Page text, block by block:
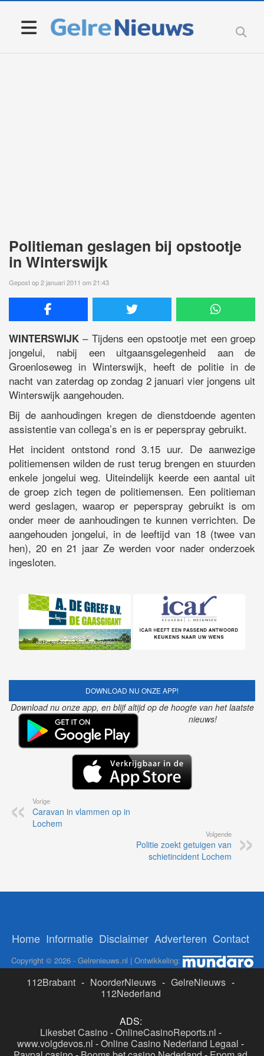
Politieman geslagen bij opstootje
in Winterswijk
Gepost op 2 januari 2011 om 21:43
WINTERSWIJK– Tijdens een opstootje met een groep
jongelui, nabij een uitgaansgelegenheid aan de
Groenloseweg in Winterswijk, heeft de politie in de
nacht van zaterdag op zondag 2 januari vier jongens uit
Winterswijk aangehouden.
Bij de aanhoudingen kregen de dienstdoende agenten
assistentie van collega’s en is er peperspray gebruikt.
Het incident ontstond rond 3.15 uur. De aanwezige
politiemensen wilden de rust terug brengen en stuurden
enkele jongelui weg. Uiteindelijk keerde een aantal uit
de groep zich tegen de politiemensen. Een politieman
werd geslagen, waarop er peperspray gebruikt is om
onder meer de aanhoudingen te kunnen verrichten. De
aangehouden jongelui, in de leeftijd van 18 (twee van
hen), 20 en 21 jaar Ze werden voor nader onderzoek
ingesloten.
DOWNLOAD NU ONZE APP!
Download nu onze app, en blijf altijd op de hoogte van het laatste
nieuws!
Vorige
Caravan in vlammen op in
Lochem
Volgende
Politie zoekt getuigen van
schietincident Lochem
Home Informatie Disclaimer Adverteren Contact
Copyright © 2026 - Gelrenieuws.nl | Ontwikkeling:
112Brabant - NoorderNieuws - GelreNieuws -
112Nederland
ADS:
Likesbet Casino -OnlineCasinoReports.nl -
www.volgdevos.nl -Online Casino Nederland Legaal -